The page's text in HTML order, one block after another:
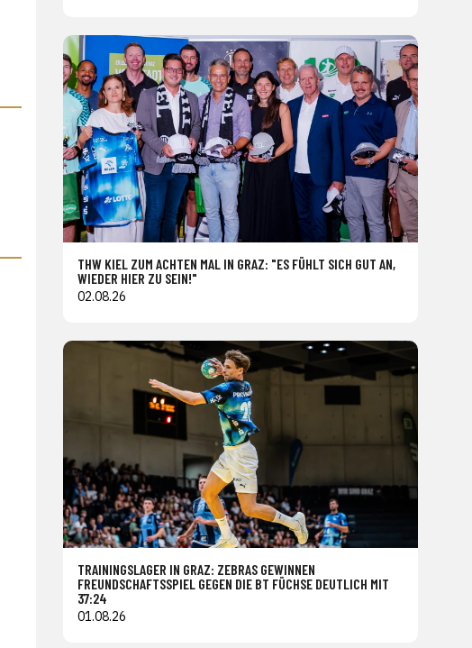
THW KIEL ZUM ACHTEN MAL IN GRAZ: "ES FÜHLT SICH GUT AN,
WIEDER HIER ZU SEIN!"
02.08.26
TRAININGSLAGER IN GRAZ: ZEBRAS GEWINNEN
FREUNDSCHAFTSSPIEL GEGEN DIE BT FÜCHSE DEUTLICH MIT
37:24
01.08.26